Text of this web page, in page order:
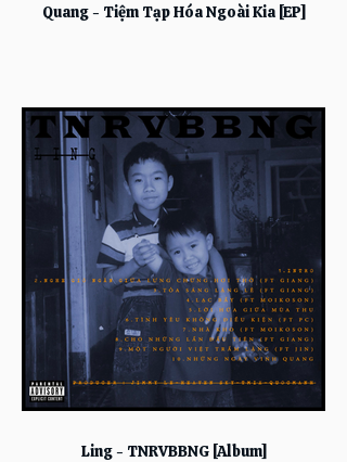
Quang - Tiệm Tạp Hóa Ngoài Kia [EP]
Ling - TNRVBBNG [Album]